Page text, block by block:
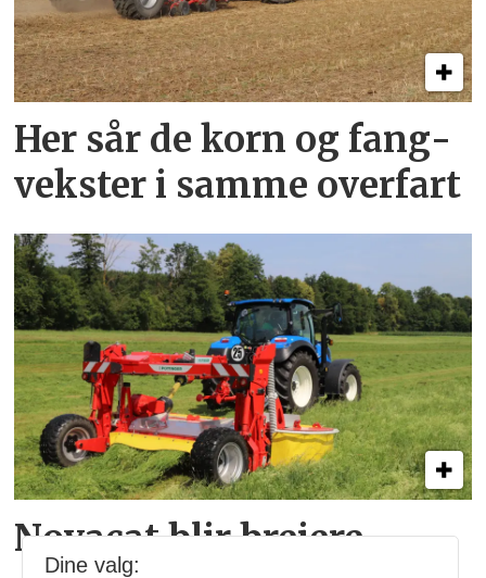
Her sår de korn og fang­
vekster i samme overfart
Novacat blir breiere
Dine valg: